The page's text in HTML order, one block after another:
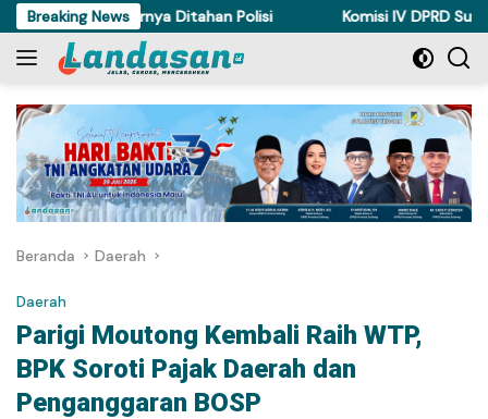
Langsung
ke
konten
Breaking News
Akhirnya Ditahan Polisi Komisi IV DPRD Sulteng
Beranda Daerah
Daerah
Parigi Moutong Kembali Raih WTP,
BPK Soroti Pajak Daerah dan
Penganggaran BOSP